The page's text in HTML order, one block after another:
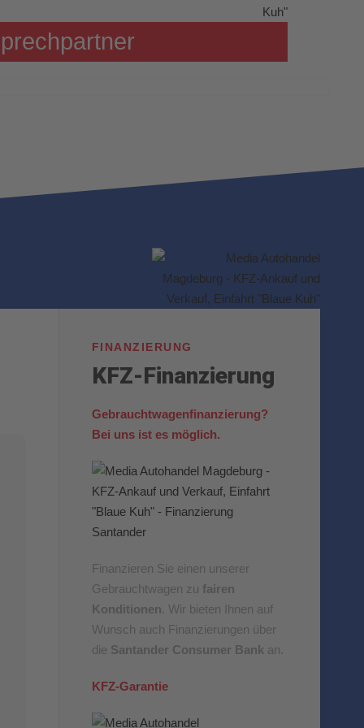
FINANZIERUNG
KFZ-Finanzierung
Gebrauchtwagenfinanzierung?
Bei uns ist es möglich.
Finanzieren Sie einen unserer
Gebrauchtwagen zu fairen
Konditionen . Wir bieten Ihnen auf
Wunsch auch Finanzierungen über
die Santander Consumer Bank an.
KFZ-Garantie